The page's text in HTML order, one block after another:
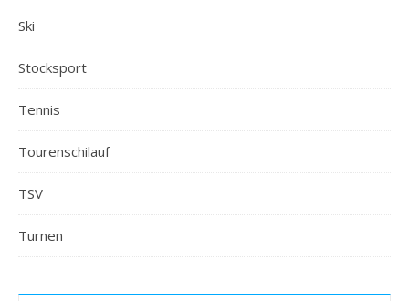
Ski
Stocksport
Tennis
Tourenschilauf
TSV
Turnen